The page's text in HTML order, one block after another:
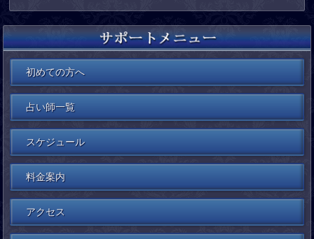
初めての方へ
占い師一覧
スケジュール
料金案内
アクセス